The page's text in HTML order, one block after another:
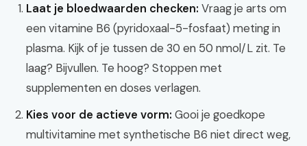
Laat je bloedwaarden checken: Vraag je arts om
een vitamine B6 (pyridoxaal-5-fosfaat) meting in
plasma. Kijk of je tussen de 30 en 50 nmol/L zit. Te
laag? Bijvullen. Te hoog? Stoppen met
supplementen en doses verlagen.
Kies voor de actieve vorm: Gooi je goedkope
multivitamine met synthetische B6 niet direct weg,